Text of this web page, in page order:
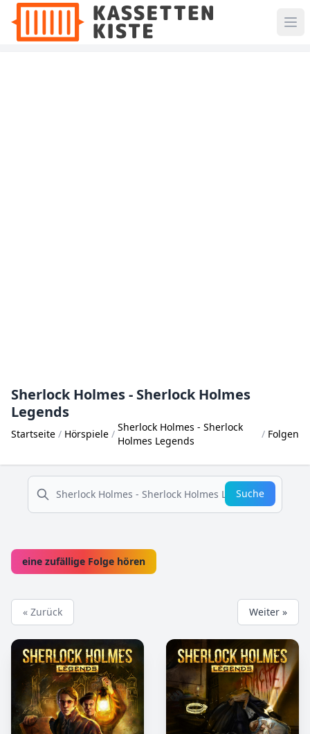
Sherlock Holmes - Sherlock Holmes
Legends
Startseite Hörspiele
Sherlock Holmes - Sherlock
Holmes Legends
Folgen
suche
Suche
eine zufällige Folge hören
« Zurück Weiter »